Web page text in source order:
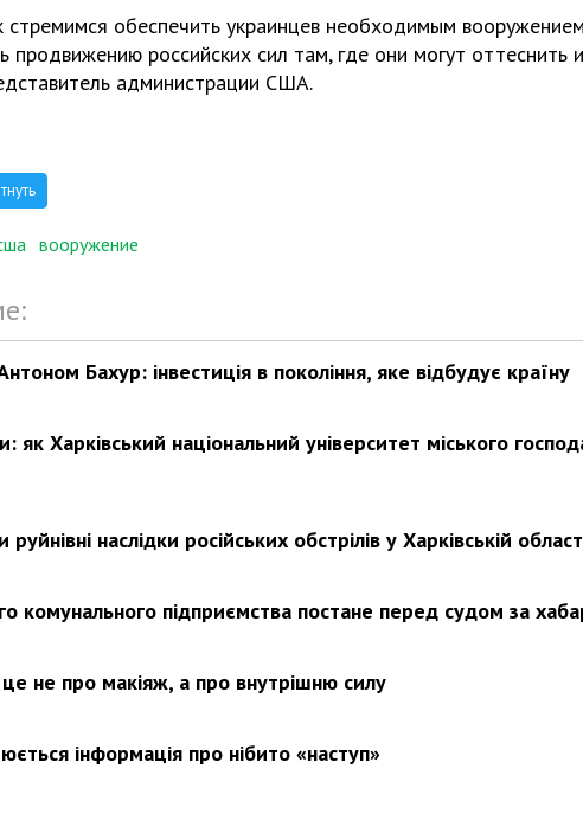
обеспечить украинцев необходимым
продвижению российских сил там, где они могут оттеснить
администрации США.
вооружение
Бахур: інвестиція в покоління, яке відбудує країну
як Харківський національний університет міського
наслідки російських обстрілів у Харківській
комунального підприємства постане перед судом за
не про макіяж, а про внутрішню силу
інформація про нібито «наступ»